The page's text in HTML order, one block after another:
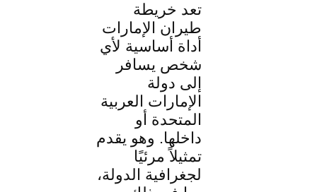
تعد خريطة
طيران الإمارات
أداة أساسية لأي
شخص يسافر
إلى دولة
الإمارات العربية
المتحدة أو
داخلها. وهو يقدم
تمثيلاً مرئيًا
لجغرافية الدولة،